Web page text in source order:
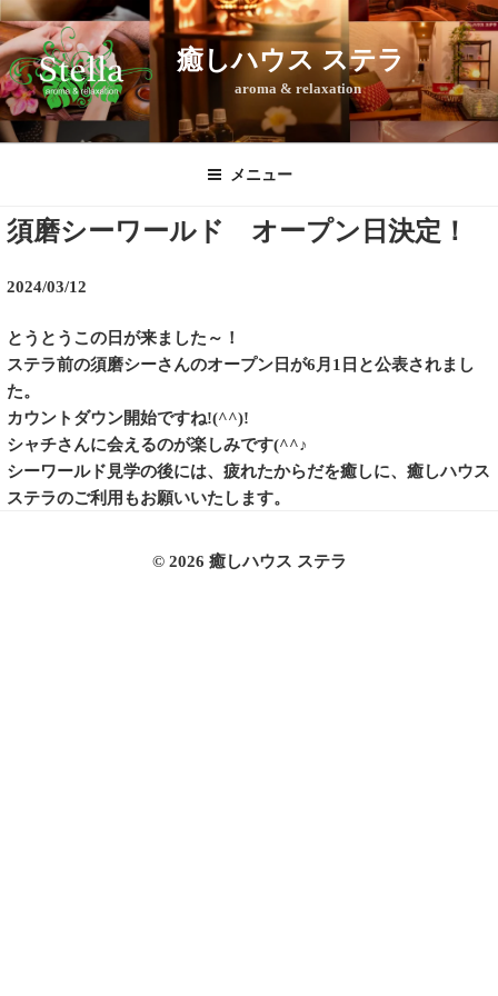
コ
ン
テ
ン
ツ
へ
ッ
癒しハウス ステラ
aroma & relaxation
メニュー
須磨シーワールド オープン日決定！
2024/03/12
とうとうこの日が来ました～！
ステラ前の須磨シーさんのオープン日が6月1日と公表されまし
た。
カウントダウン開始ですね!(^^)!
シャチさんに会えるのが楽しみです(^^♪
シーワールド見学の後には、疲れたからだを癒しに、癒しハウス
ステラのご利用もお願いいたします。
© 2026 癒しハウス ステラ